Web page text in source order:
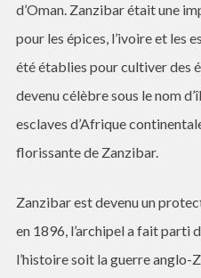
d’Oman. Zanzibar était une
pour les épices, l’ivoire et les
été établies pour cultiver des
devenu célèbre sous le nom
esclaves d’Afrique
florissante de Zanzibar.
Zanzibar est devenu un
en 1896, l’archipel a fait parti
l’histoire soit la guerre anglo-